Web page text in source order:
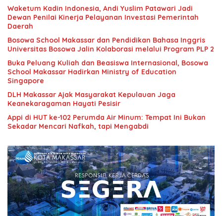
Waketum Kadin Indonesia, Andi Yuslim Patawari Jadi
Dewan Penilai Kinerja Pelayanan Investasi Pemerintah
Daerah
Bosowa School Makassar dan Pendidikan Bahasa Inggris
Universitas Bosowa Jalin Kolaborasi melalui Program PLP 2
Buka Peluang Kuliah dan Beasiswa Internasional, Bosowa
School Makassar Hadirkan Ministry of Education
Singapore
DLH Makassar Ajak Masyarakat Kepulauan Jaga
Keanekaragaman Hayati Pesisir
Appi di HUT ke-102 Perumda Air Minum: Tempat Ini Bukan
Sekadar Mencari Nafkah, tapi Mengabdi